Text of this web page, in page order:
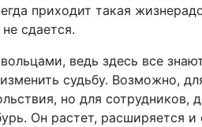
приходит такая
сдается.
ведь здесь все
судьбу. Возможно,
но для сотрудников,
Он растет, расширяется и